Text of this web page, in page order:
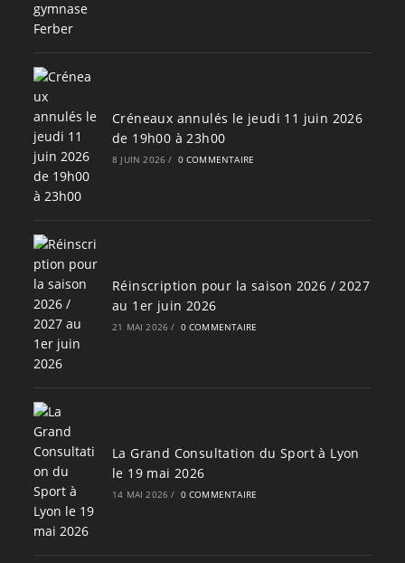
Créneaux annulés le jeudi 11 juin 2026
de 19h00 à 23h00
8 JUIN 2026 / 0 COMMENTAIRE
Réinscription pour la saison 2026 / 2027
au 1er juin 2026
21 MAI 2026 / 0 COMMENTAIRE
La Grand Consultation du Sport à Lyon
le 19 mai 2026
14 MAI 2026 / 0 COMMENTAIRE